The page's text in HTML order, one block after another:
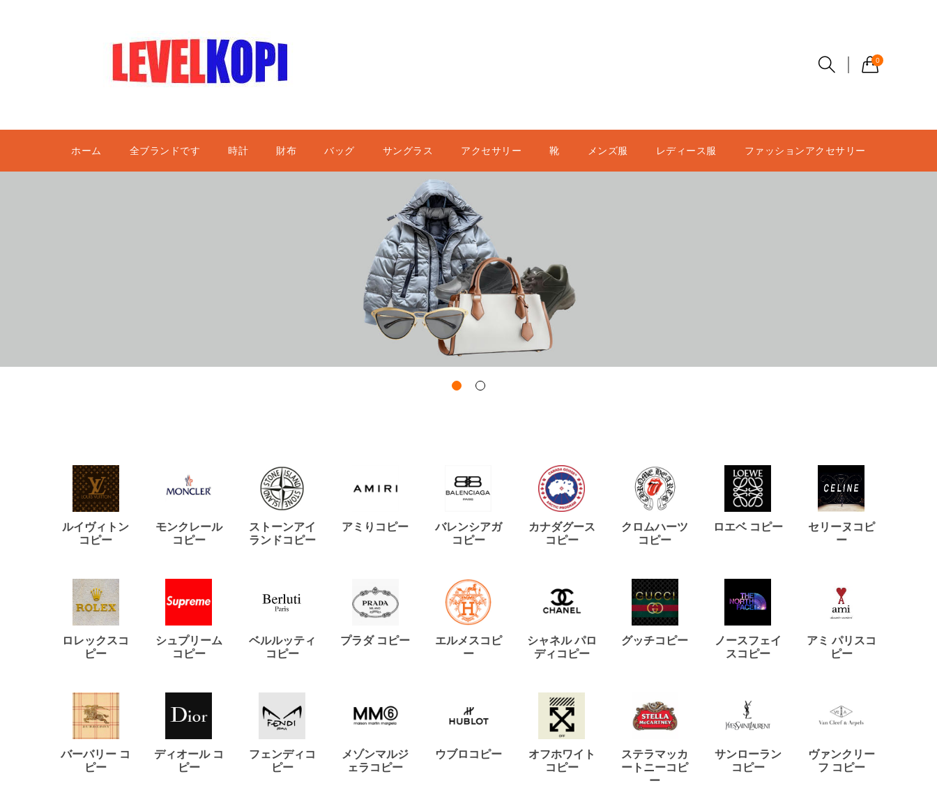
0
ホーム 全ブランドです 時計 財布 バッグ サングラス アクセサリー 靴 メンズ服 レディース服 ファッションアクセサリー
ルイヴィトン
コピー
モンクレール
コピー
ストーンアイ
ランドコピー
アミりコピー
バレンシアガ
コピー
カナダグース
コピー
クロムハーツ
コピー
ロエベ コピー
セリーヌコピ
ー
ロレックスコ
ピー
シュプリーム
コピー
ベルルッティ
コピー
プラダ コピー
エルメスコピ
ー
シャネル パロ
ディコピー
グッチコピー
ノースフェイ
スコピー
アミ パリスコ
ピー
バーバリー コ
ピー
ディオール コ
ピー
フェンディコ
ピー
メゾンマルジ
ェラコピー
ウブロコピー
オフホワイト
コピー
ステラマッカ
ートニーコピ
ー
サンローラン
コピー
ヴァンクリー
フ コピー